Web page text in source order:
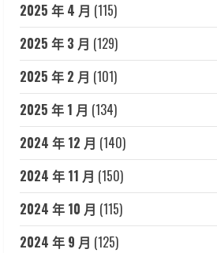
2025 年 4 月 (115)
2025 年 3 月 (129)
2025 年 2 月 (101)
2025 年 1 月 (134)
2024 年 12 月 (140)
2024 年 11 月 (150)
2024 年 10 月 (115)
2024 年 9 月 (125)